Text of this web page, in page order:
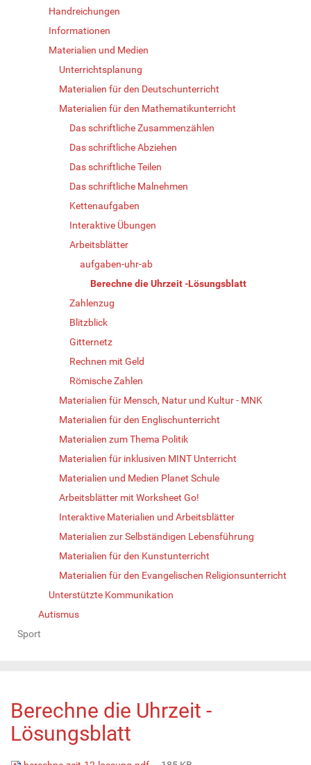
Handreichungen
Informationen
Materialien und Medien
Unterrichtsplanung
Materialien für den Deutschunterricht
Materialien für den Mathematikunterricht
Das schriftliche Zusammenzählen
Das schriftliche Abziehen
Das schriftliche Teilen
Das schriftliche Malnehmen
Kettenaufgaben
Interaktive Übungen
Arbeitsblätter
aufgaben-uhr-ab
Berechne die Uhrzeit -Lösungsblatt
Zahlenzug
Blitzblick
Gitternetz
Rechnen mit Geld
Römische Zahlen
Materialien für Mensch, Natur und Kultur - MNK
Materialien für den Englischunterricht
Materialien zum Thema Politik
Materialien für inklusiven MINT Unterricht
Materialien und Medien Planet Schule
Arbeitsblätter mit Worksheet Go!
Interaktive Materialien und Arbeitsblätter
Materialien zur Selbständigen Lebensführung
Materialien für den Kunstunterricht
Materialien für den Evangelischen Religionsunterricht
Unterstützte Kommunikation
Autismus
Sport
Berechne die Uhrzeit -
Lösungsblatt